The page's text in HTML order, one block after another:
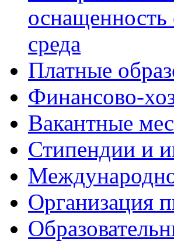
оснащенность
среда
Платные
Финансово-
Вакантные
Стипендии и
Организация